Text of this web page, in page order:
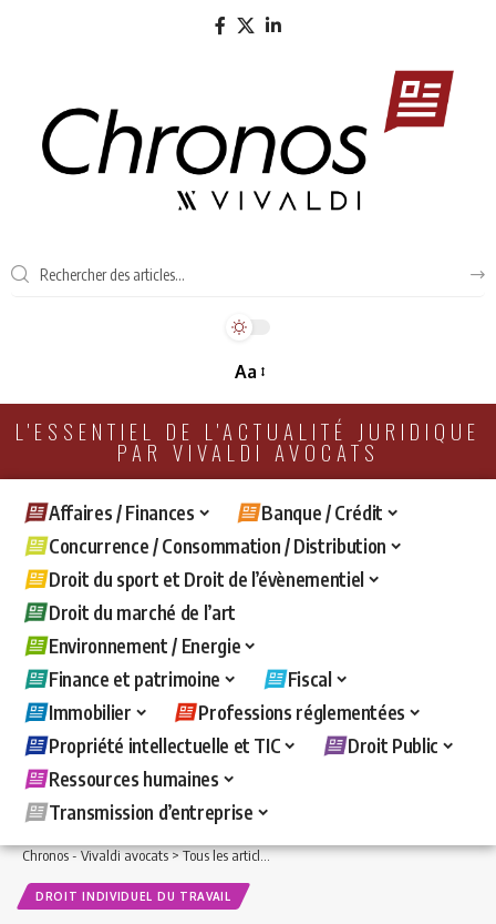
Aa
L'ESSENTIEL DE L'ACTUALITÉ JURIDIQUE
PAR VIVALDI AVOCATS
Affaires / Finances
Banque / Crédit
Concurrence / Consommation / Distribution
Droit du sport et Droit de l’évènementiel
Droit du marché de l’art
Environnement / Energie
Finance et patrimoine
Fiscal
Immobilier
Professions réglementées
Propriété intellectuelle et TIC
Droit Public
Ressources humaines
Transmission d’entreprise
Chronos - Vivaldi avocats>Tous les articles >Ressources humaines>Droit
DROIT INDIVIDUEL DU TRAVAIL